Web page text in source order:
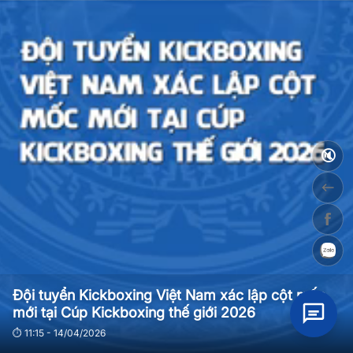
Đội tuyển Kickboxing Việt Nam xác lập cột mốc
mới tại Cúp Kickboxing thế giới 2026
⏱ 11:15 - 14/04/2026
🔇